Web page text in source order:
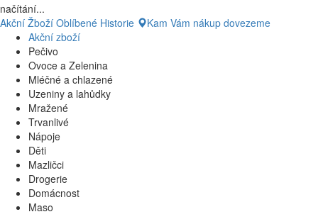
načítání...
Akční Žboží Oblíbené Historie
Kam Vám nákup dovezeme
Akční zboží
Pečivo
Ovoce a Zelenina
Mléčné a chlazené
Uzeniny a lahůdky
Mražené
Trvanlivé
Nápoje
Děti
Mazličci
Drogerie
Domácnost
Maso